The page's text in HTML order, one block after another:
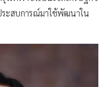
ระสบการณ์มาใช้พัฒนาใน